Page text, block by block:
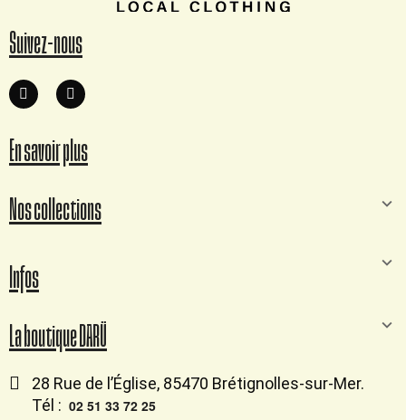
Suivez-nous
En savoir plus
Nos collections
Infos
La boutique DARÜ
28 Rue de l’Église, 85470 Brétignolles-sur-Mer.
Tél : 02 51 33 72 25